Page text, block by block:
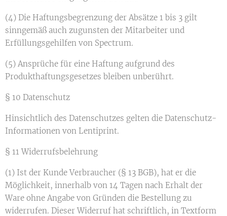
(4) Die Haftungsbegrenzung der Absätze 1 bis 3 gilt
sinngemäß auch zugunsten der Mitarbeiter und
Erfüllungsgehilfen von Spectrum.
(5) Ansprüche für eine Haftung aufgrund des
Produkthaftungsgesetzes bleiben unberührt.
§ 10 Datenschutz
Hinsichtlich des Datenschutzes gelten die Datenschutz-
Informationen von Lentiprint.
§ 11 Widerrufsbelehrung
(1) Ist der Kunde Verbraucher (§ 13 BGB), hat er die
Möglichkeit, innerhalb von 14 Tagen nach Erhalt der
Ware ohne Angabe von Gründen die Bestellung zu
widerrufen. Dieser Widerruf hat schriftlich, in Textform